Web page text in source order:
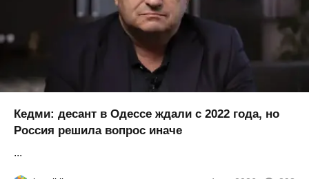
Кедми: десант в Одессе ждали с 2022 года, но
Россия решила вопрос иначе
...